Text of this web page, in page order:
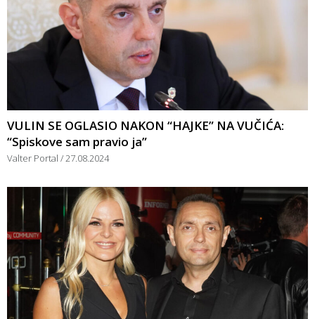
VULIN SE OGLASIO NAKON “HAJKE” NA VUČIĆA:
“Spiskove sam pravio ja”
Valter Portal 27.08.2024